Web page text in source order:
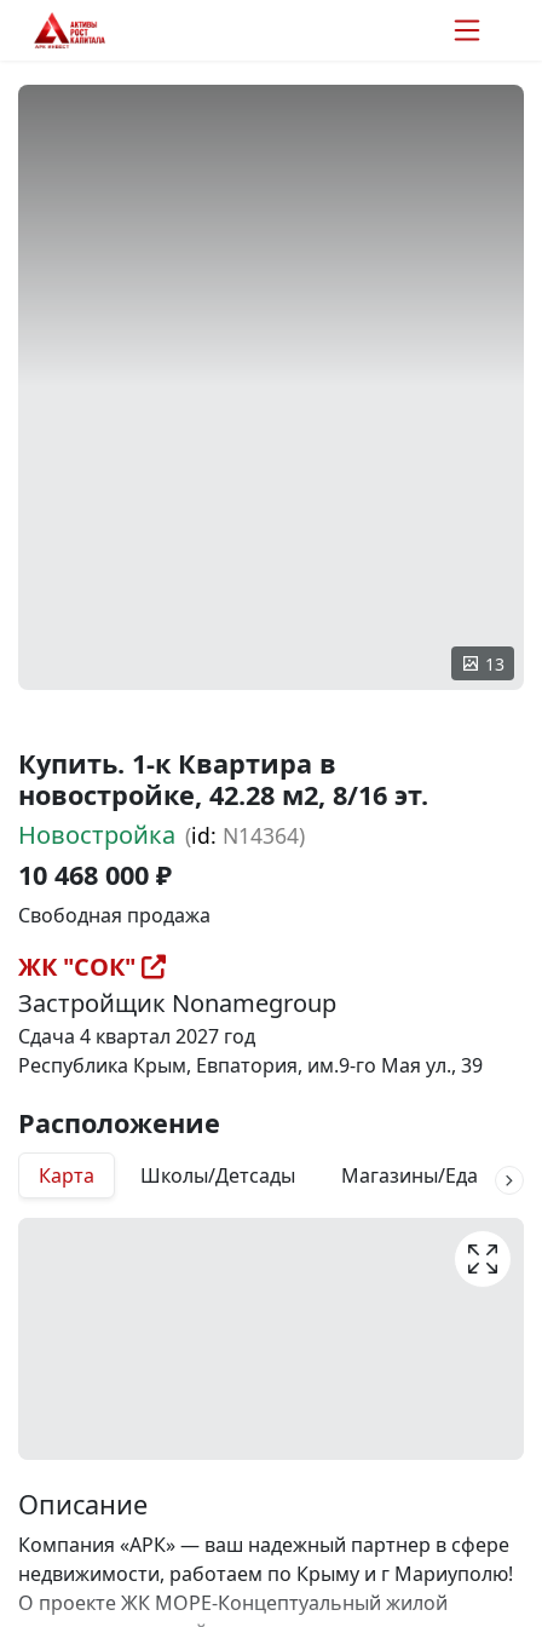
13
Купить. 1-к Квартира в
новостройке, 42.28 м2, 8/16 эт.
Новостройка (id: N14364)
10 468 000 ₽
Свободная продажа
ЖК "СОК"
Застройщик Nonamegroup
Сдача 4 квартал 2027 год
Республика Крым, Евпатория, им.9-го Мая ул., 39
Расположение
Карта Школы/Детсады Магазины/Еда
Описание
Компания «АРК» — ваш надежный партнер в сфере
недвижимости, работаем по Крыму и г Мариуполю!
О проекте ЖК МОРЕ-Концептуальный жилой